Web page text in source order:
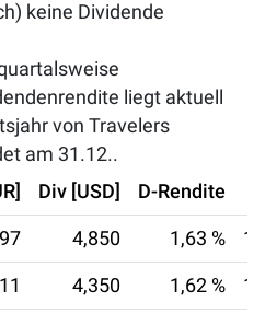
keine Dividende
liegt aktuell
von Travelers
am 31.12..
Div [USD] D-Rendite
4,850 1,63 %
4,350 1,62 %